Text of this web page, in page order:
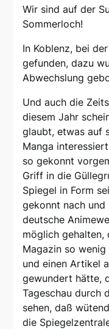
Wir sind auf der
Sommerloch!
In Koblenz, bei
gefunden, dazu
Abwechslung
Und auch die
diesem Jahr
glaubt, etwas auf
Manga
so gekonnt
Griff in die
Spiegel in Form
gekonnt nach
deutsche
möglich gehalten,
Magazin so
und einen Artikel
gewundert hätte,
Tageschau durch
sehen, daß
die